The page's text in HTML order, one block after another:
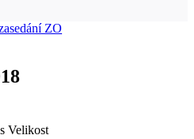
ZO
Velikost